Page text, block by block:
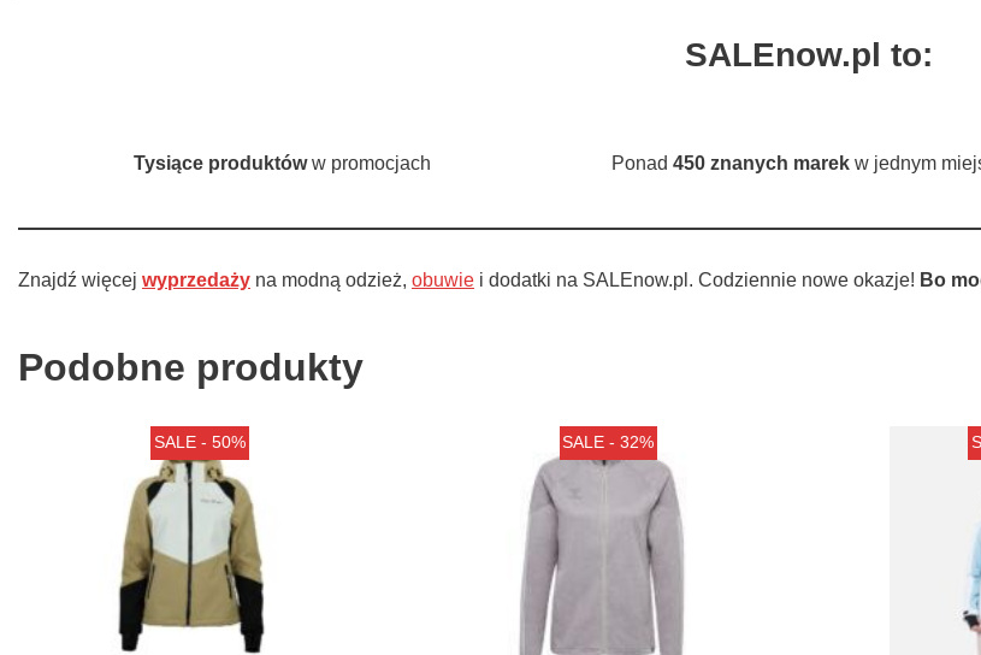
SALEnow.pl to:
Tysiące produktóww promocjach Ponad 450 znanych marekw jednym
Znajdź więcej wyprzedaży na modną odzież, obuwie i dodatki na SALEnow.pl. Codziennie nowe okazje! Bo
Podobne produkty
SALE - 50% SALE - 32%